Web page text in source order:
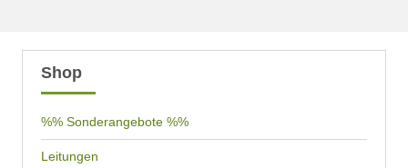
Shop
%% Sonderangebote %%
Leitungen